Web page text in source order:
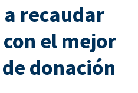
recaudar
el mejor
donación